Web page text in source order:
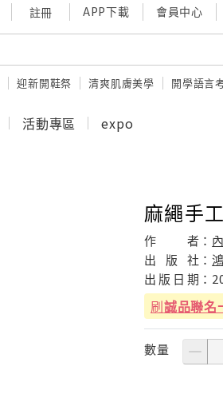
註冊 APP下載 會員中心
迎新開鞋祭 清爽肌膚美學 開學語言
活動專區 expo
麻繩手
作 者：
出
版 社：
出 版 日 期：
刷誠品聯名
數量